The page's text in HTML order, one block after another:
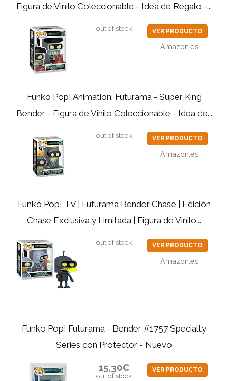
Figura de Vinilo Coleccionable - Idea de Regalo -...
out of stock VER PRODUCTO
Amazon.es
Funko Pop! Animation: Futurama - Super King
Bender - Figura de Vinilo Coleccionable - Idea de...
out of stock VER PRODUCTO
Amazon.es
Funko Pop! TV | Futurama Bender Chase | Edición
Chase Exclusiva y Limitada | Figura de Vinilo...
out of stock VER PRODUCTO
Amazon.es
Funko Pop! Futurama - Bender #1757 Specialty
Series con Protector - Nuevo
15,30€
out of stock
VER PRODUCTO